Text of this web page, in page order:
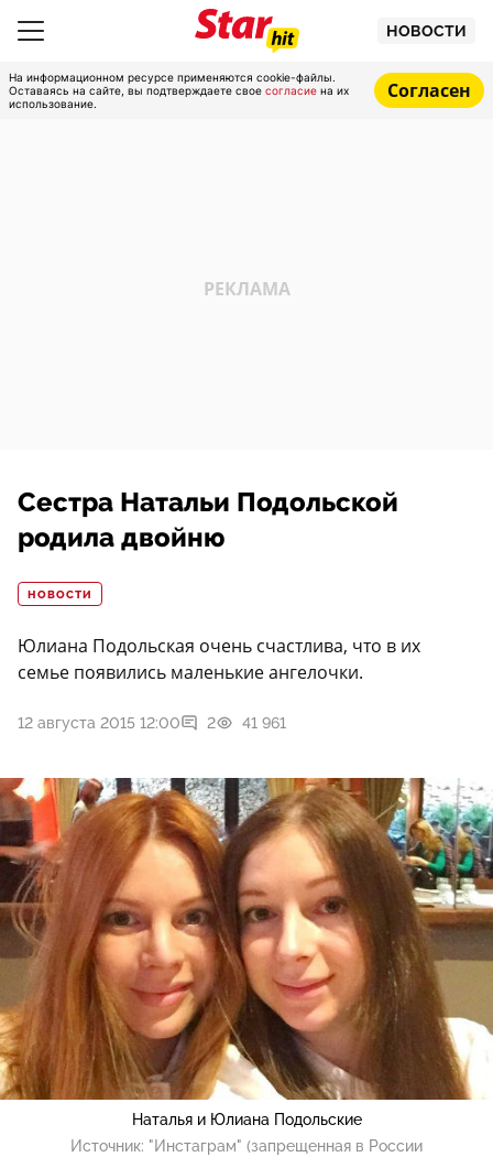
НОВОСТИ
На информационном ресурсе применяются cookie-файлы.
Оставаясь на сайте, вы подтверждаете свое согласие на их
использование.
Согласен
Сестра Натальи Подольской
родила двойню
НОВОСТИ
Юлиана Подольская очень счастлива, что в их
семье появились маленькие ангелочки.
12 августа 2015 12:00 2 41 961
Наталья и Юлиана Подольские
Источник: "Инстаграм" (запрещенная в России